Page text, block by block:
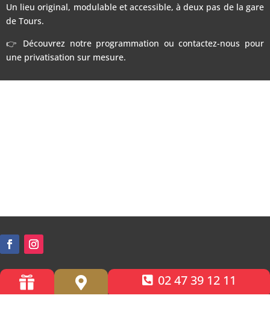
Un lieu original, modulable et accessible, à deux pas de la gare
de Tours.
👉 Découvrez notre programmation ou contactez-nous pour
une privatisation sur mesure.
Accessibilité PMR
  02 47 39 12 11